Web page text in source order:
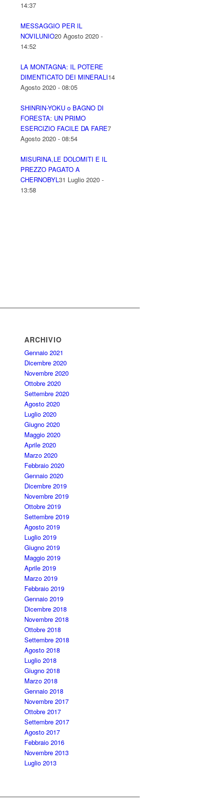
14:37
MESSAGGIO PER IL
NOVILUNIO20 Agosto 2020 -
14:52
LA MONTAGNA: IL POTERE
DIMENTICATO DEI MINERALI14
Agosto 2020 - 08:05
SHINRIN-YOKU o BAGNO DI
FORESTA: UN PRIMO
ESERCIZIO FACILE DA FARE7
Agosto 2020 - 08:54
MISURINA,LE DOLOMITI E IL
PREZZO PAGATO A
CHERNOBYL31 Luglio 2020 -
13:58
ARCHIVIO
Gennaio 2021
Dicembre 2020
Novembre 2020
Ottobre 2020
Settembre 2020
Agosto 2020
Luglio 2020
Giugno 2020
Maggio 2020
Aprile 2020
Marzo 2020
Febbraio 2020
Gennaio 2020
Dicembre 2019
Novembre 2019
Ottobre 2019
Settembre 2019
Agosto 2019
Luglio 2019
Giugno 2019
Maggio 2019
Aprile 2019
Marzo 2019
Febbraio 2019
Gennaio 2019
Dicembre 2018
Novembre 2018
Ottobre 2018
Settembre 2018
Agosto 2018
Luglio 2018
Giugno 2018
Marzo 2018
Gennaio 2018
Novembre 2017
Ottobre 2017
Settembre 2017
Agosto 2017
Febbraio 2016
Novembre 2013
Luglio 2013